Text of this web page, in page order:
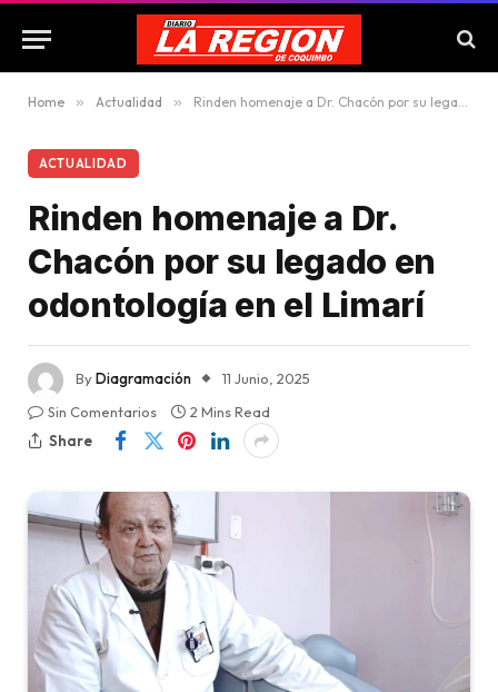
Home » Actualidad » Rinden homenaje a Dr. Chacón por su legado en odontología en el Limarí
ACTUALIDAD
Rinden homenaje a Dr.
Chacón por su legado en
odontología en el Limarí
ByDiagramación
11 Junio, 2025
Sin Comentarios
2 Mins Read
Share